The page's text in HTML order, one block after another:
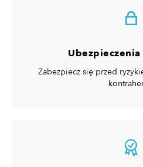
Zabezpiecz się przed